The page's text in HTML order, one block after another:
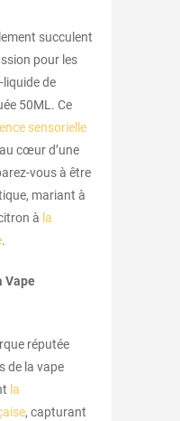
succulent
pour les
de
50ML. Ce
sensorielle
cœur d’une
vous à être
mariant à
à la
.
Vape
réputée
de la vape
la
, capturant